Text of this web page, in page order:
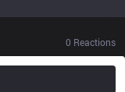
0 Reactions